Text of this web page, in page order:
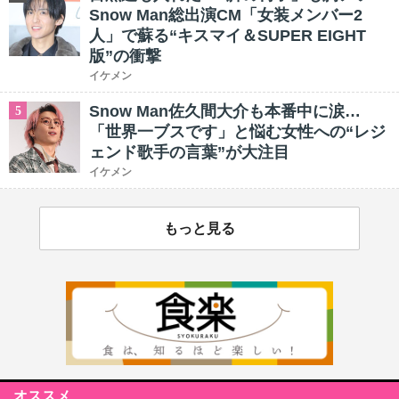
Snow Man総出演CM「女装メンバー2
人」で蘇る“キスマイ＆SUPER EIGHT
版”の衝撃
イケメン
5
Snow Man佐久間大介も本番中に涙…
「世界一ブスです」と悩む女性への“レジ
ェンド歌手の言葉”が大注目
イケメン
もっと見る